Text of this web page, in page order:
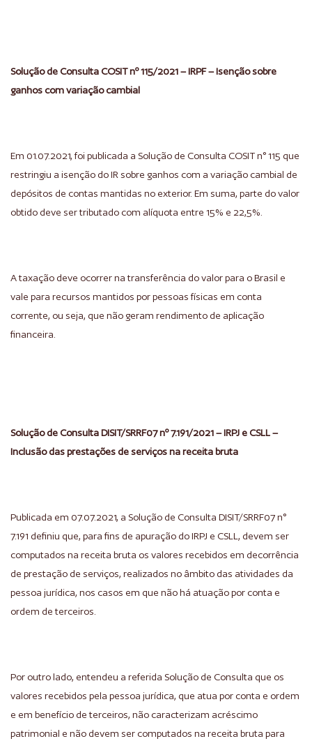
Solução de Consulta COSIT nº 115/2021 – IRPF – Isenção sobre
ganhos com variação cambial
Em 01.07.2021, foi publicada a Solução de Consulta COSIT n° 115 que
restringiu a isenção do IR sobre ganhos com a variação cambial de
depósitos de contas mantidas no exterior. Em suma, parte do valor
obtido deve ser tributado com alíquota entre 15% e 22,5%.
A taxação deve ocorrer na transferência do valor para o Brasil e
vale para recursos mantidos por pessoas físicas em conta
corrente, ou seja, que não geram rendimento de aplicação
financeira.
Solução de Consulta DISIT/SRRF07 nº 7.191/2021 – IRPJ e CSLL –
Inclusão das prestações de serviços na receita bruta
Publicada em 07.07.2021, a Solução de Consulta DISIT/SRRF07 n°
7.191 definiu que, para fins de apuração do IRPJ e CSLL, devem ser
computados na receita bruta os valores recebidos em decorrência
de prestação de serviços, realizados no âmbito das atividades da
pessoa jurídica, nos casos em que não há atuação por conta e
ordem de terceiros.
Por outro lado, entendeu a referida Solução de Consulta que os
valores recebidos pela pessoa jurídica, que atua por conta e ordem
e em benefício de terceiros, não caracterizam acréscimo
patrimonial e não devem ser computados na receita bruta para